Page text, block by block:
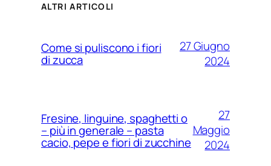
ALTRI ARTICOLI
Come si puliscono i fiori
di zucca
27 Giugno
2024
Fresine, linguine, spaghetti o
– più in generale – pasta
cacio, pepe e fiori di zucchine
27
Maggio
2024